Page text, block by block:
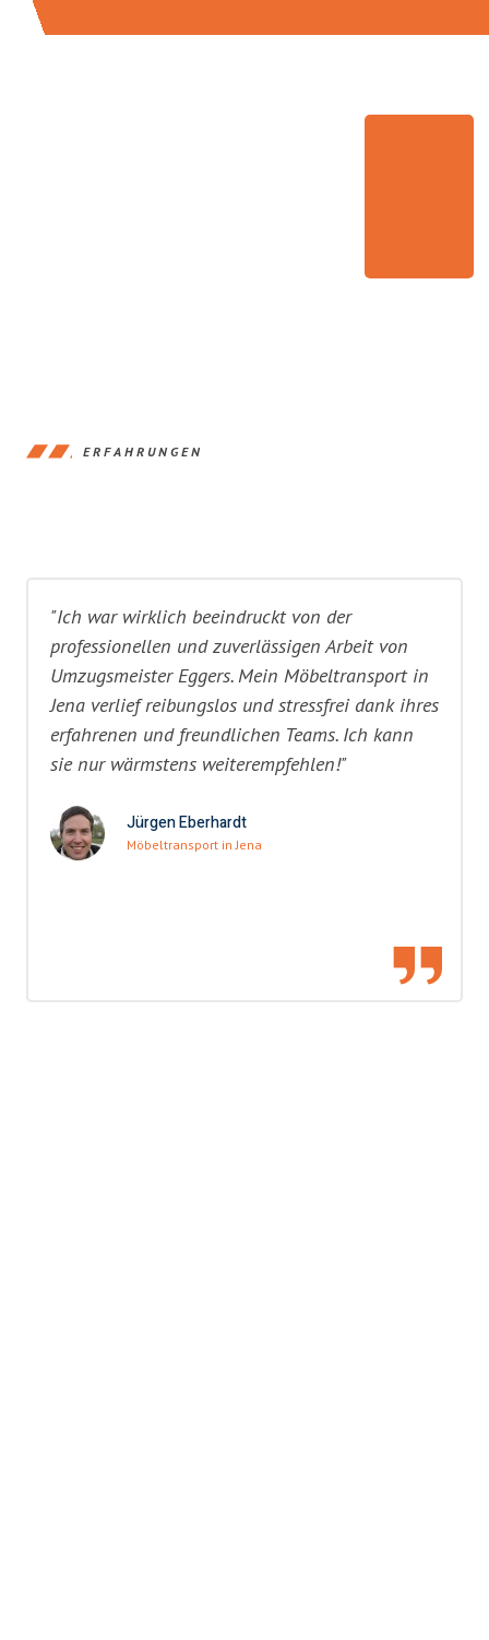
ERFAHRUNGEN
"Ich war wirklich beeindruckt von der
professionellen und zuverlässigen Arbeit von
Umzugsmeister Eggers. Mein Möbeltransport in
Jena verlief reibungslos und stressfrei dank ihres
erfahrenen und freundlichen Teams. Ich kann
sie nur wärmstens weiterempfehlen!"
Jürgen Eberhardt
Möbeltransport in Jena